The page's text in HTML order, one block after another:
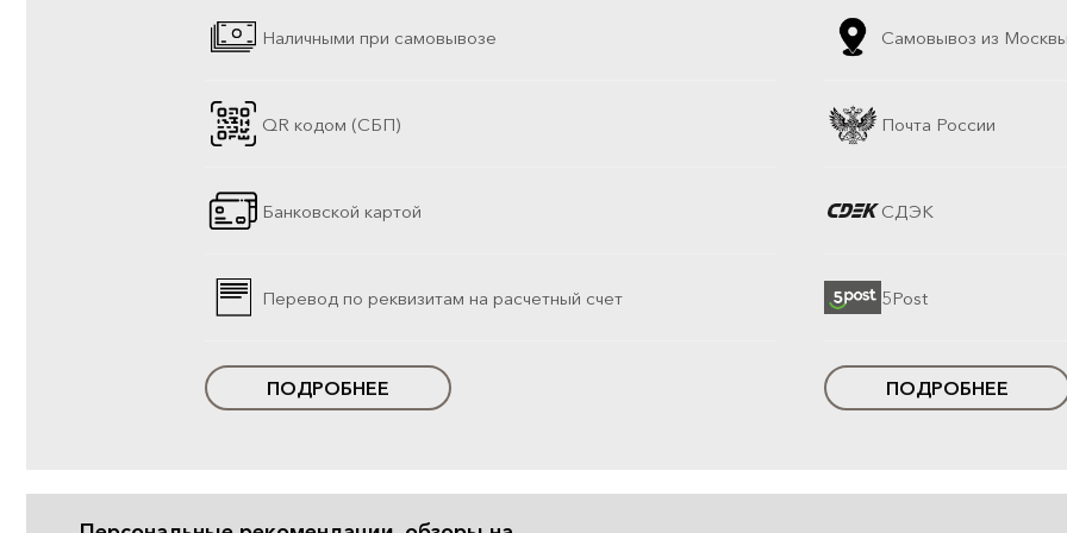
Наличными при самовывозе
QR кодом (СБП)
Банковской картой
Перевод по реквизитам на расчетный счет
ПОДРОБНЕЕ
Самовывоз из
Почта России
СДЭК
5Post
ПОДРОБНЕЕ